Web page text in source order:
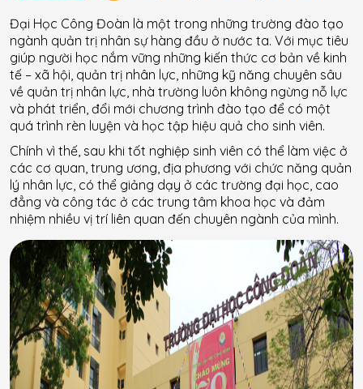
Đại Học Công Đoàn là một trong những trường đào tạo
ngành quản trị nhân sự hàng đầu ở nước ta. Với mục tiêu
giúp người học nắm vững những kiến thức cơ bản về kinh
tế – xã hội, quản trị nhân lực, những kỹ năng chuyên sâu
về quản trị nhân lực, nhà trường luôn không ngừng nỗ lực
và phát triển, đổi mới chương trình đào tạo để có một
quá trình rèn luyện và học tập hiệu quả cho sinh viên.
Chính vì thế, sau khi tốt nghiệp sinh viên có thể làm việc ở
các cơ quan, trung ương, địa phương với chức năng quản
lý nhân lực, có thể giảng dạy ở các trường đại học, cao
đẳng và công tác ở các trung tâm khoa học và đảm
nhiệm nhiều vị trí liên quan đến chuyên ngành của mình.